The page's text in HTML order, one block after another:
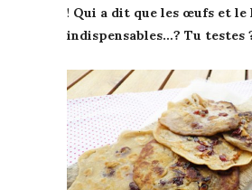
! Qui a dit que les œufs et
indispensables…? Tu testes